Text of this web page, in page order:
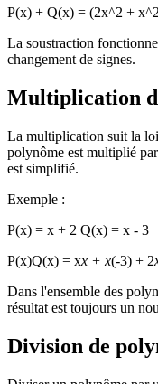
P(x) + Q(x) = (2x^2 +
La soustraction
changement de signes.
Multiplication
La multiplication suit la
polynôme est multiplié
est simplifié.
Exemple :
P(x) = x + 2 Q(x) = x - 3
P(x)Q(x) = xx + x(-3) + 2
Dans l'ensemble des
résultat est toujours un
Division de